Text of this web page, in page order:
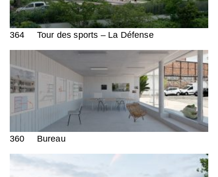
364 Tour des sports – La Défense
360 Bureau